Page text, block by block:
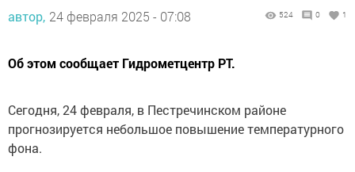
автор, 24 февраля 2025 - 07:08 524 0 1
Об этом сообщает Гидрометцентр РТ.
Сегодня, 24 февраля, в Пестречинском районе
прогнозируется небольшое повышение температурного
фона.